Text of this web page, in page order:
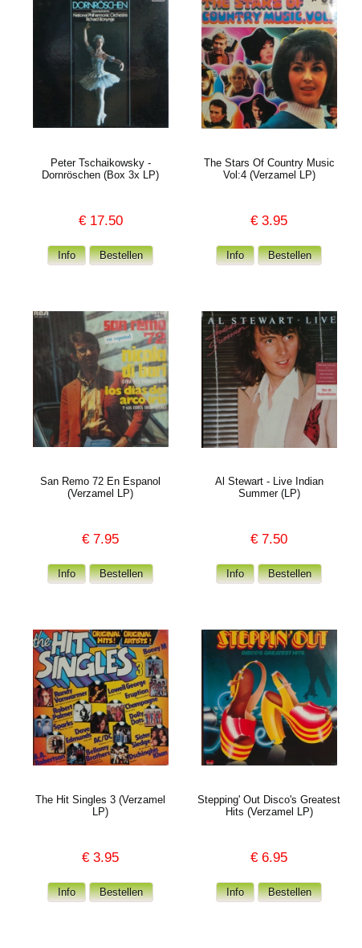
Peter Tschaikowsky -
Dornröschen (Box 3x LP)
€ 17.50
The Stars Of Country Music
Vol:4 (Verzamel LP)
€ 3.95
San Remo 72 En Espanol
(Verzamel LP)
€ 7.95
Al Stewart - Live Indian
Summer (LP)
€ 7.50
The Hit Singles 3 (Verzamel
LP)
€ 3.95
Stepping' Out Disco's Greatest
Hits (Verzamel LP)
€ 6.95